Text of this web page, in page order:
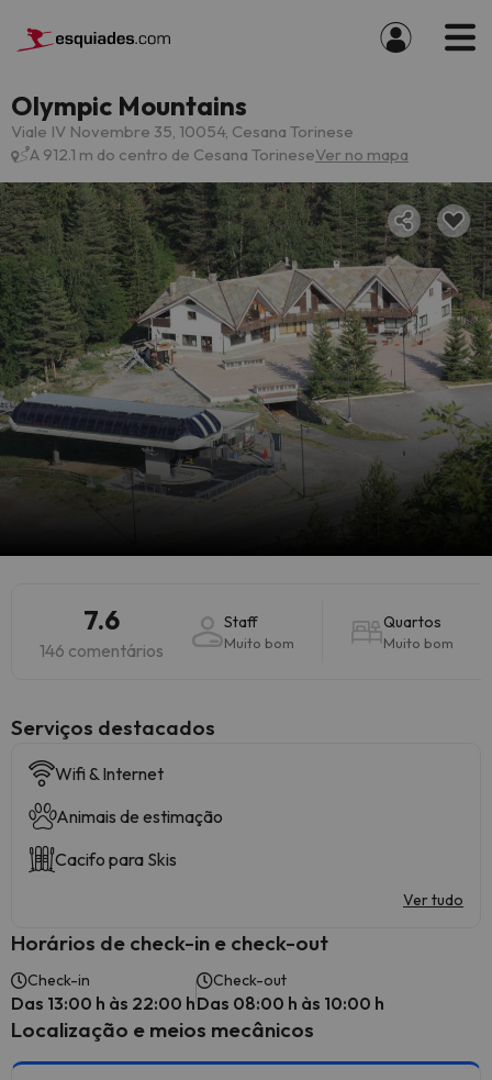
Olympic Mountains
Viale IV Novembre 35, 10054, Cesana Torinese
A 912.1 m do centro de Cesana TorineseVer no mapa
7.6
146 comentários
Staff
Muito bom
Quartos
Muito bom
Serviços destacados
Wifi & Internet
Animais de estimação
Cacifo para Skis
Ver tudo
Horários de check-in e check-out
Check-in
Das 13:00 h às 22:00 h
Check-out
Das 08:00 h às 10:00 h
Localização e meios mecânicos